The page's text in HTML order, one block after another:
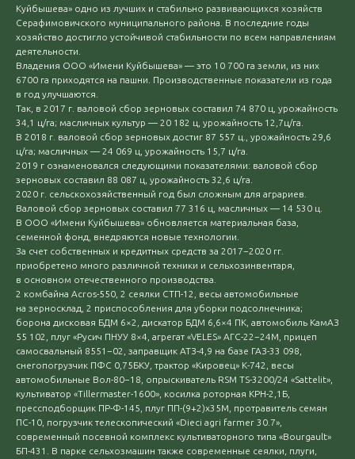
Куйбышева» одно из лучших и стабильно развивающихся хозяйств
Серафимовичского муниципального района. В последние годы
хозяйство достигло устойчивой стабильности по всем направлениям
деятельности.
Владения ООО «Имени Куйбышева» — это 10 700 га земли, из них
6700 га приходятся на пашни. Производственные показатели из года
в год улучшаются.
Так, в 2017 г. валовой сбор зерновых составил 74 870 ц, урожайность
34,1 ц/га; масличных культур — 20 182 ц, урожайность 12,7ц/га.
В 2018 г. валовой сбор зерновых достиг 87 557 ц., урожайность 29,6
ц/га; масличных — 24 069 ц, урожайность 15,7 ц/га.
2019 г ознаменовался следующими показателями: валовой сбор
зерновых составил 88 087 ц, урожайность 32,6 ц/га.
2020 г. сельскохозяйственный год был сложным для аграриев.
Валовой сбор зерновых составил 77 316 ц, масличных — 14 530 ц.
В ООО «Имени Куйбышева» обновляется материальная база,
семенной фонд, внедряются новые технологии.
За счет собственных и кредитных средств за 2017−2020 гг.
приобретено много различной техники и сельхозинвентаря,
в основном отечественного производства.
2 комбайна Асros-550, 2 сеялки СТП-12, весы автомобильные
на зерносклад, 2 приспособления для уборки подсолнечника;
борона дисковая БДМ 6×2, дискатор БДМ 6,6×4 ПК, автомобиль КамАЗ
55 102, плуг «Русич ПНУУ 8×4, агрегат «VELES» АГС-22−24М, прицеп
самосвальный 8551−02, заправщик АТЗ-4,9 на базе ГАЗ-33 098,
снегопогрузчик ПФС 0,75БКУ, трактор «Кировец» К-742, весы
автомобильные Вол-80−18, опрыскиватель RSM TS-3200/24 «Sattelit»,
культиватор «Tillermaster-1600», косилка роторная КРН-2,1Б,
прессподборщик ПР-Ф-145, плуг ПП-(9+2)х35М, протравитель семян
ПС-10, погрузчик телескопический «Dieci agri farmer 30.7»,
современный посевной комплекс культиваторного типа «Bourgault»
БП-431. В парке сельхозмашин также современные сеялки, плуги,